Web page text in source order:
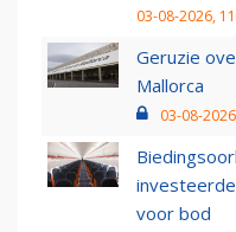
03-08-2026,
Geruzie
Mallorca
03-08-
voor bod